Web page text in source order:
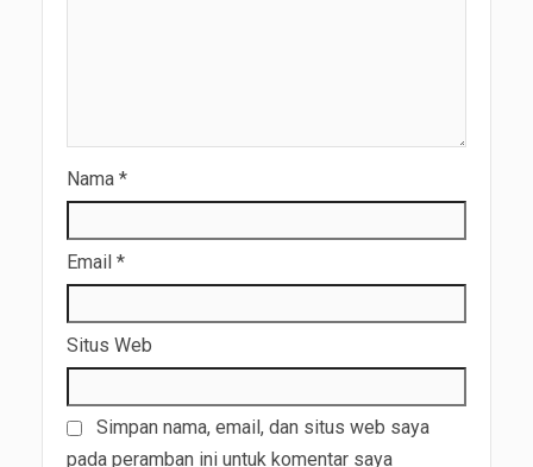
Nama *
Email *
Situs Web
Simpan nama, email, dan situs web saya
pada peramban ini untuk komentar saya